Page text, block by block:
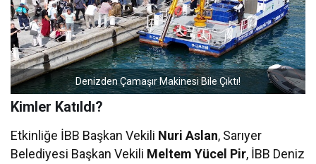
Denizden Çamaşır Makinesi Bile Çıktı!
Kimler Katıldı?
Etkinliğe İBB Başkan Vekili Nuri Aslan, Sarıyer
Belediyesi Başkan Vekili Meltem Yücel Pir, İBB Deniz